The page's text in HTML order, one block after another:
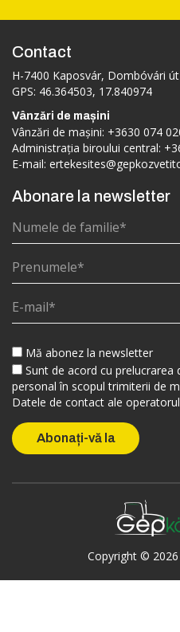
Contact
H-7400 Kaposvár, Dombóvári
GPS: 46.364503, 17.840974
Vânzări de mașini
Vânzări de mașini: +3630 074
Administrația biroului central:
E-mail:
Abonare la newsletter
Mă abonez la newsletter
Sunt de acord cu
personal în scopul trimiterii de
Datele de contact ale
Copyright ©